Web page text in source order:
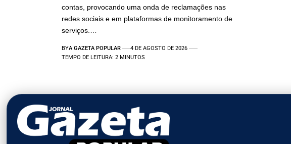
contas, provocando uma onda de reclamações nas
redes sociais e em plataformas de monitoramento de
serviços.…
BYA GAZETA POPULAR
4 DE AGOSTO DE 2026
TEMPO DE LEITURA: 2 MINUTOS